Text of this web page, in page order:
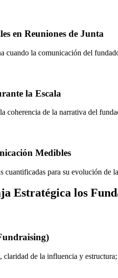
en Reuniones de Junta
cuando la comunicación del
la Escala
coherencia de la narrativa del
Medibles
cuantificadas para su evolución de
Estratégica los
claridad de la influencia y